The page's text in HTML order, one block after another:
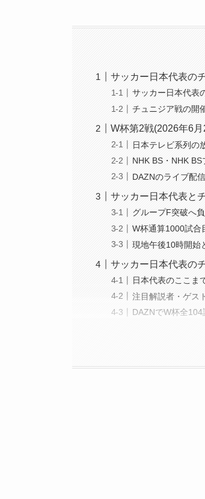
サッカー日本代表の
サッカー日本代表
チュニジア戦の開
W杯第2戦(2026年6
日本テレビ系列の
NHK BS・NHK
DAZNのライブ配
サッカー日本代表と
グループF突破へ
W杯通算1000試合
現地午後10時開始
サッカー日本代表の
日本代表のここま
注目解説者・ゲス
DAZNでW杯全